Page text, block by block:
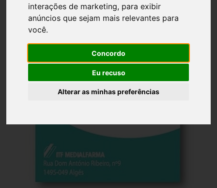
interações de marketing, para exibir
anúncios que sejam mais relevantes para
você.
Concordo
Eu recuso
Alterar as minhas preferências